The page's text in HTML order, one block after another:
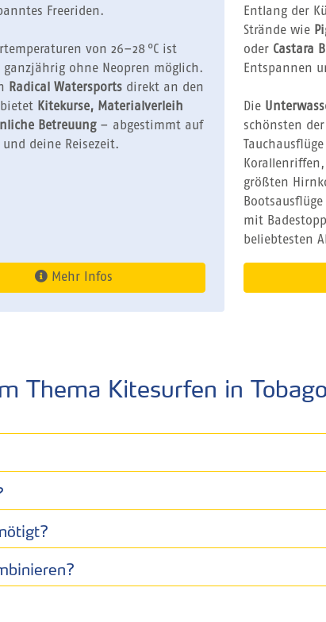
Freeriden.
von 26–28 °C ist
ganzjährig ohne Neopren möglich.
Radical Watersports direkt an den
bietet Kitekurse, Materialverleih
Betreuung– abgestimmt auf
und deine Reisezeit.
Mehr Infos
Entlang der
Strände wie
oder Castara
Entspannen
Die
schönsten
größten
mit
beliebtesten
Thema Kitesurfen in Tobago